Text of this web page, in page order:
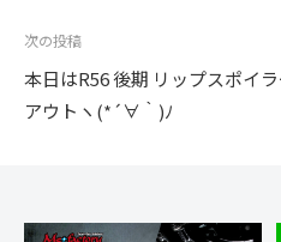
ビ
ゲ
ー
ン
次の投稿
本日はR56 後期 リップスポイ
アウトヽ(*´∀｀)ﾉ